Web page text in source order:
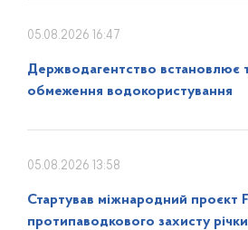
05.08.2026 16:47
Держводагентство встановлює
обмеження водокористування
05.08.2026 13:58
Стартував міжнародний проєкт
протипаводкового захисту